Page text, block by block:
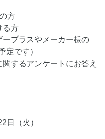
方
る方
ープラスやメーカー様の
定です）
するアンケートにお答え
日（火）